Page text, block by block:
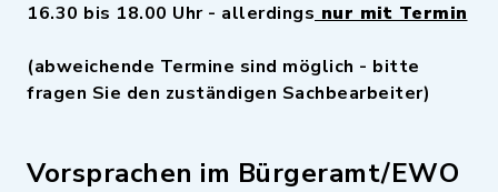
16.30 bis 18.00 Uhr - allerdings nur mit Termin
(abweichende Termine sind möglich - bitte
fragen Sie den zuständigen Sachbearbeiter)
Vorsprachen im Bürgeramt/EWO